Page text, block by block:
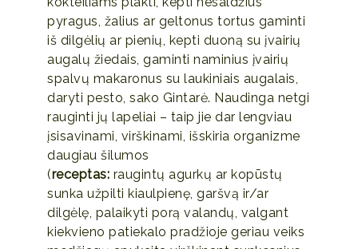
pyragus, žalius ar geltonus tortus gaminti
iš dilgėlių ar pienių, kepti duoną su įvairių
augalų žiedais, gaminti naminius įvairių
spalvų makaronus su laukiniais augalais,
daryti pesto, sako Gintarė. Naudinga netgi
rauginti jų lapeliai – taip jie dar lengviau
įsisavinami, virškinami, išskiria organizme
daugiau šilumos
(receptas: raugintų agurkų ar kopūstų
sunka užpilti kiaulpienę, garšvą ir/ar
dilgėlę, palaikyti porą valandų, valgant
kiekvieno patiekalo pradžioje geriau veiks